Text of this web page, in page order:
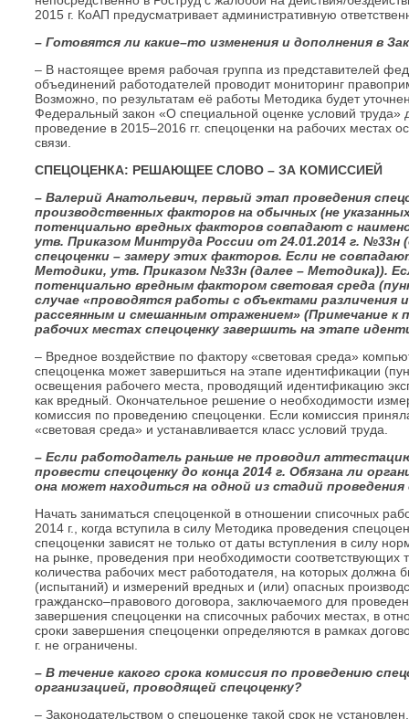
2015 г. КоАП предусматривает административную
– Готовятся ли какие–то изменения и дополнения в
– В настоящее время рабочая группа из представителей
объединений работодателей проводит мониторинг
Возможно, по результатам её работы Методика будет
Федеральный закон «О специальной оценке условий
проведение в 2015–2016 гг. спецоценки на рабочих местах
связи.
СПЕЦОЦЕНКА: РЕШАЮЩЕЕ СЛОВО – ЗА КОМИССИЕЙ
– Валерий Анатольевич, первый этап проведения
производственных факторов на обычных (не
потенциально вредных факторов совпадают с
утв. Приказом Минтруда России от 24.01.2014 г.
спецоценки – замеру этих факторов. Если не
Методики, утв. Приказом №33н (далее – Методика)).
потенциально вредным фактором световая среда
случае «проводятся работы с объектами
рассеянным и смешанным отражением» (Примечание к
рабочих местах спецоценку завершить на этапе
– Вредное воздействие по фактору «световая среда»
спецоценка может завершиться на этапе идентификации
освещения рабочего места, проводящий идентификацию
как вредный. Окончательное решение о необходимости
комиссия по проведению спецоценки. Если комиссия
«световая среда» и устанавливается класс условий труда.
– Если работодатель раньше не проводил
провести спецоценку до конца 2014 г. Обязана ли
она может находиться на одной из стадий проведения
Начать заниматься спецоценкой в отношении списочных
2014 г., когда вступила в силу Методика проведения
спецоценки зависят не только от даты вступления в силу
на рынке, проведения при необходимости соответствующих
количества рабочих мест работодателя, на которых
(испытаний) и измерений вредных и (или) опасных
гражданско–правового договора, заключаемого для
завершения спецоценки на списочных рабочих местах, в
сроки завершения спецоценки определяются в рамках
г. не ограничены.
– В течение какого срока комиссия по проведению
организацией, проводящей спецоценку?
– Законодательством о спецоценке такой срок не